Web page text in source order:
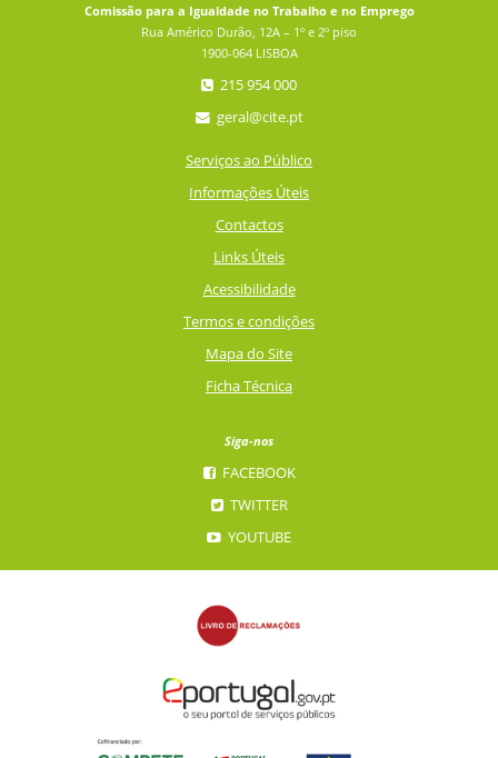
Comissão para a Igualdade no Trabalho e no Emprego
Rua Américo Durão, 12A – 1º e 2º piso
1900-064 LISBOA
215 954 000
geral@cite.pt
Serviços ao Público
Informações Úteis
Contactos
Links Úteis
Acessibilidade
Termos e condições
Mapa do Site
Ficha Técnica
Siga-nos
FACEBOOK
TWITTER
YOUTUBE